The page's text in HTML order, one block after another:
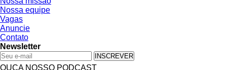
Nossa equipe
Vagas
Anuncie
Contato
Newsletter
INSCREVER
OUÇA NOSSO PODCAST